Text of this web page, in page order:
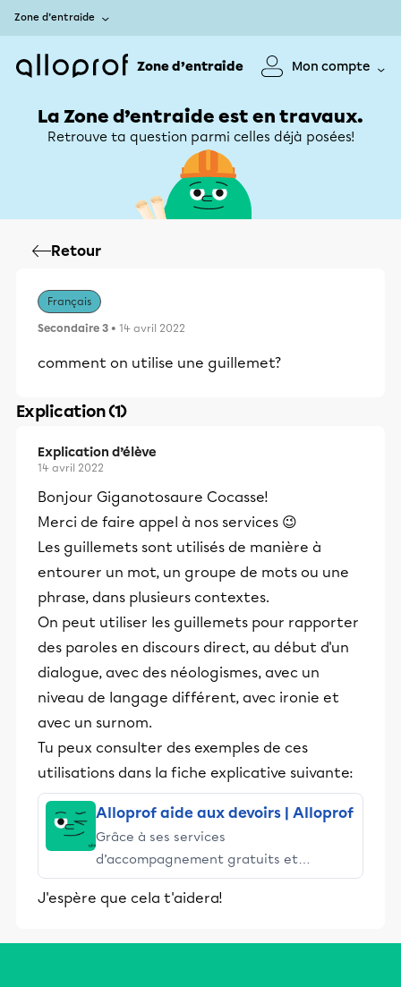
Zone d’entraide
Zone d’entraide Mon compte
La Zone d’entraide est en travaux.
Retrouve ta question parmi celles déjà posées!
Retour
Français
Secondaire 3 • 14 avril 2022
comment on utilise une guillemet?
Explication (1)
Explication d’élève
14 avril 2022
Bonjour Giganotosaure Cocasse!
Merci de faire appel à nos services 😉
Les guillemets sont utilisés de manière à
entourer un mot, un groupe de mots ou une
phrase, dans plusieurs contextes.
On peut utiliser les guillemets pour rapporter
des paroles en discours direct, au début d'un
dialogue, avec des néologismes, avec un
niveau de langage différent, avec ironie et
avec un surnom.
Tu peux consulter des exemples de ces
utilisations dans la fiche explicative suivante:
Alloprof aide aux devoirs | Alloprof
Grâce à ses services
d’accompagnement gratuits et
stimulants, Alloprof engage les élèves
et leurs parents dans la réussite
J'espère que cela t'aidera!